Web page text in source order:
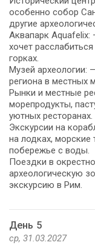
особенно собор
другие
Аквапарк Aquafelix:
хочет
горках.
Музей археологии:
региона в местных
Рынки и местные
морепродукты,
уютных ресторанах.
Экскурсии на
на лодках,
побережье с воды.
Поездки в
археологическую
экскурсию в Рим.
День 5
ср, 31.03.2027